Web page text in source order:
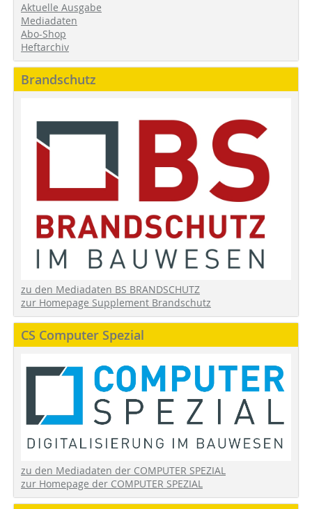
Aktuelle Ausgabe
Mediadaten
Abo-Shop
Heftarchiv
Brandschutz
zu den Mediadaten BS BRANDSCHUTZ
zur Homepage Supplement Brandschutz
CS Computer Spezial
zu den Mediadaten der COMPUTER SPEZIAL
zur Homepage der COMPUTER SPEZIAL